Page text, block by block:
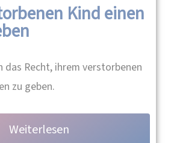
Kind einen
das Recht, ihrem verstorbenen
zu geben.
Weiterlesen